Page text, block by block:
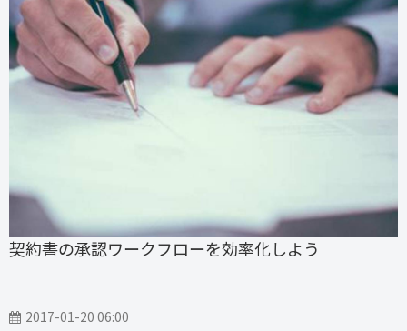
契約書の承認ワークフローを効率化しよう
2017-01-20 06:00